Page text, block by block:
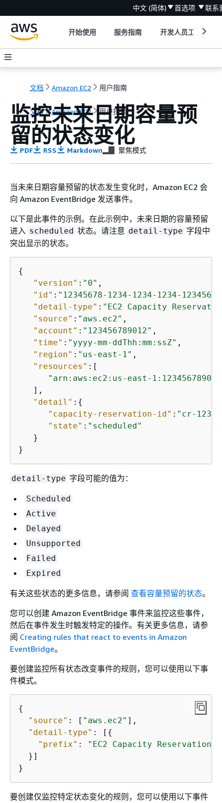
中文 (简体) 首选项 联系
开始使用 服务指南 开发人员工具
文档 Amazon EC2 用户指南
文档 Amazon EC2 用户指南
监控未来日期容量预
留的状态变化
PDF RSS Markdown 聚焦模式
当未来日期容量预留的状态发生变化时，Amazon EC2 会
向 Amazon EventBridge 发送事件。
以下是此事件的示例。在此示例中，未来日期的容量预留
进入 scheduled 状态。请注意 detail-type 字段中
突出显示的状态。
{
"version" : "0" ,
"id" : "12345678-1234-1234-1234-
"detail-type" : "EC2 Capacity
"source" : "aws.ec2" ,
"account" : "123456789012" ,
"time" : "yyyy-mm-ddThh:mm:ssZ" ,
"region" : "us-east-1" ,
"resources" :[
"arn:aws:ec2:us-east-
   ],
"detail" : {
"capacity-reservation-id" : "cr-
"state" : "scheduled"
   }
}
detail-type 字段可能的值为：
Scheduled
Active
Delayed
Unsupported
Failed
Expired
有关这些状态的更多信息，请参阅 查看容量预留的状态。
您可以创建 Amazon EventBridge 事件来监控这些事件，
然后在事件发生时触发特定的操作。有关更多信息，请参
阅 Creating rules that react to events in Amazon
EventBridge。
要创建监控所有状态改变事件的规则，您可以使用以下事
件模式。
{
"source" : [ "aws.ec2" ],
"detail-type" : [ {
"prefix" :
"EC2 Capacity Reservation"
  }]
}
要创建仅监控特定状态变化的规则，您可以使用以下事件